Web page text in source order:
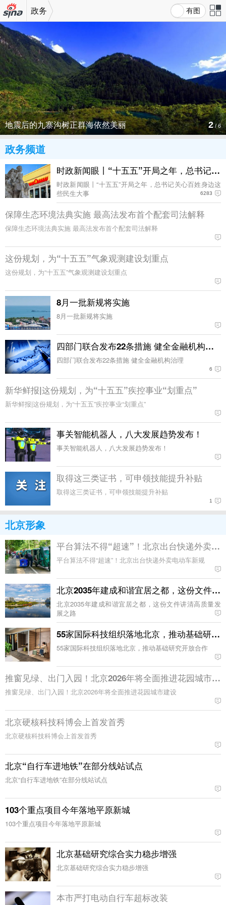
机新浪
网
有图
政务
地震后的九寨沟树正群海依然美丽 2/6
政务频道
时政新闻眼丨“十五五”开局之年，总书记关
时政新闻眼丨“十五五”开局之年，总书记关心百姓身边这
些民生大事
6283
保障生态环境法典实施 最高法发布首个配套司法解释
保障生态环境法典实施 最高法发布首个配套司法解释
这份规划，为“十五五”气象观测建设划重点
这份规划，为“十五五”气象观测建设划重点
8月一批新规将实施
8月一批新规将实施
四部门联合发布22条措施 健全金融机构治理
四部门联合发布22条措施 健全金融机构治理
6
新华鲜报|这份规划，为“十五五”疾控事业“划重点”
新华鲜报|这份规划，为“十五五”疾控事业“划重点”
事关智能机器人，八大发展趋势发布！
事关智能机器人，八大发展趋势发布！
取得这三类证书，可申领技能提升补贴
取得这三类证书，可申领技能提升补贴
1
北京形象
平台算法不得“超速”！北京出台快递外卖电
平台算法不得“超速”！北京出台快递外卖电动车新规
北京2035年建成和谐宜居之都，这份文件讲
北京2035年建成和谐宜居之都，这份文件讲清高质量发
展之路
55家国际科技组织落地北京，推动基础研究
55家国际科技组织落地北京，推动基础研究开放合作
推窗见绿、出门入园！北京2026年将全面推进花园城市建
推窗见绿、出门入园！北京2026年将全面推进花园城市建设
北京硬核科技科博会上首发首秀
北京硬核科技科博会上首发首秀
北京“自行车进地铁”在部分线站试点
北京“自行车进地铁”在部分线站试点
103个重点项目今年落地平原新城
103个重点项目今年落地平原新城
北京基础研究综合实力稳步增强
北京基础研究综合实力稳步增强
本市严打电动自行车超标改装